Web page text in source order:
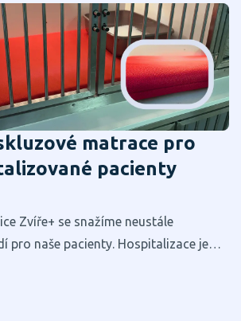
matrace pro
pacienty
Zvíře+ se snažíme neustále
pro naše pacienty. Hospitalizace je
přispět k jejich pohodlí a